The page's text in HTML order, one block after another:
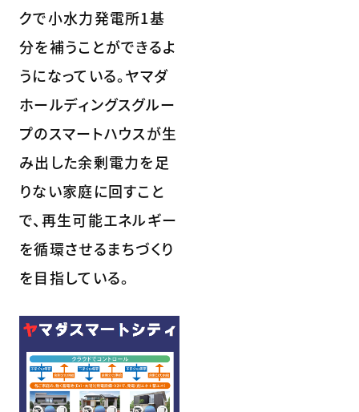
クで小水力発電所1基
分を補うことができるよ
うになっている。ヤマダ
ホールディングスグルー
プのスマートハウスが生
み出した余剰電力を足
りない家庭に回すこと
で、再生可能エネルギー
を循環させるまちづくり
を目指している。